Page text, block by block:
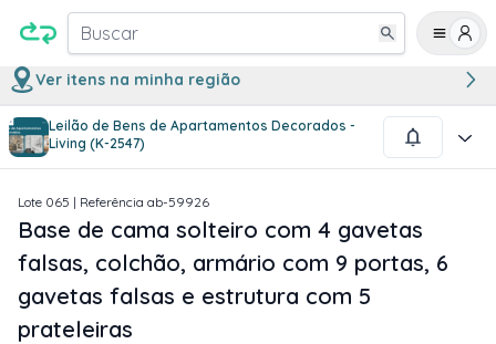
Buscar
Ver itens na minha região
Leilão de Bens de Apartamentos Decorados -
Living (K-2547)
1/5
Lote 065 | Referência ab-59926
Base de cama solteiro com 4 gavetas
falsas, colchão, armário com 9 portas, 6
gavetas falsas e estrutura com 5
prateleiras